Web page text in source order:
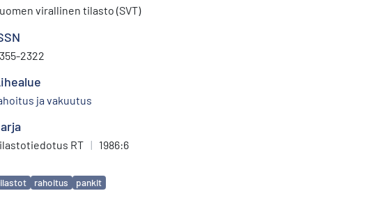
virallinen tilasto (SVT)
2322
ja vakuutus
RT | 1986:6
rahoitus pankit